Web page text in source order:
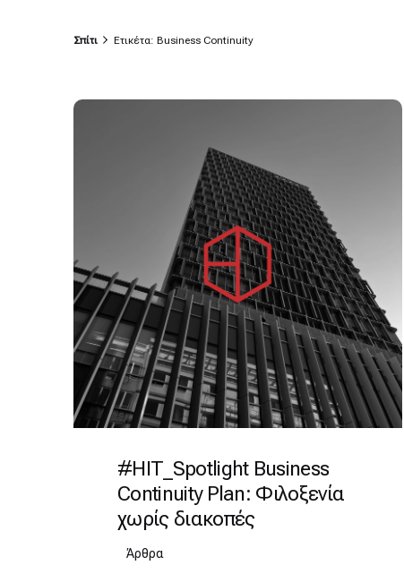
Σπίτι Ετικέτα: Business Continuity
#HIT_Spotlight Business
Continuity Plan: Φιλοξενία
χωρίς διακοπές
Άρθρα